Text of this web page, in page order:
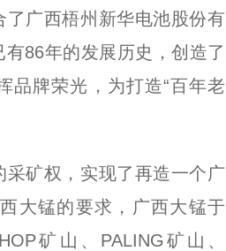
广西梧州新华电池股份有
86年的发展历史，创造了
品牌荣光，为打造“百年老
矿权，实现了再造一个广
大锰的要求，广西大锰于
矿山、PALING矿山、